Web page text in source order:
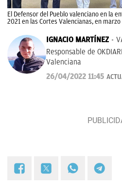
El Defensor del Pueblo valenciano en la
2021 en las Cortes Valencianas, en
IGNACIO MARTÍNEZ
Responsable de
Valenciana
26/04/2022 11:45